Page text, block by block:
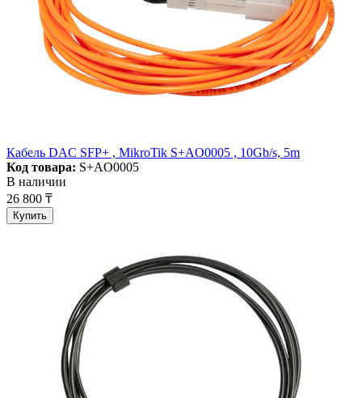
Кабель DAC SFP+ , MikroTik S+AO0005 , 10Gb/s, 5m
Код товара: S+AO0005
В наличии
26 800 ₸
Купить